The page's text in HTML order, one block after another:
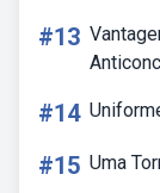
#13
#14
#15 Uma